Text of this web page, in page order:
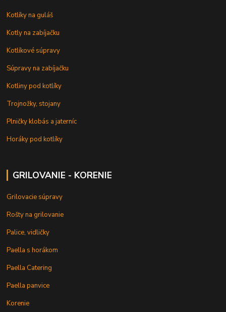
Kotlíky na guláš
Kotly na zabíjačku
Kotlíkové súpravy
Súpravy na zabíjačku
Kotliny pod kotlíky
Trojnožky, stojany
Plničky klobás a jaterníc
Horáky pod kotlíky
GRILOVANIE - KORENIE
Grilovacie súpravy
Rošty na grilovanie
Palice, vidličky
Paella s horákom
Paella Catering
Paella panvice
Korenie